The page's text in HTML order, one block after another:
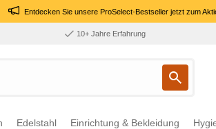
Entdecken Sie unsere ProSelect-Bestseller jetzt zum
10+ Jahre Erfahrung
Edelstahl Einrichtung & Bekleidung